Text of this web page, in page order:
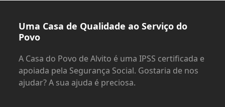
Uma Casa de Qualidade ao Serviço do
Povo
A Casa do Povo de Alvito é uma IPSS certificada e
apoiada pela Segurança Social. Gostaria de nos
ajudar? A sua ajuda é preciosa.